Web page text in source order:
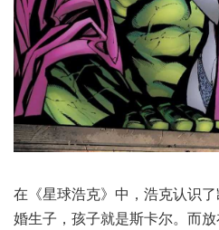
在《星球浩克》中，浩克认识
婚生子，孩子就是斯卡尔。而